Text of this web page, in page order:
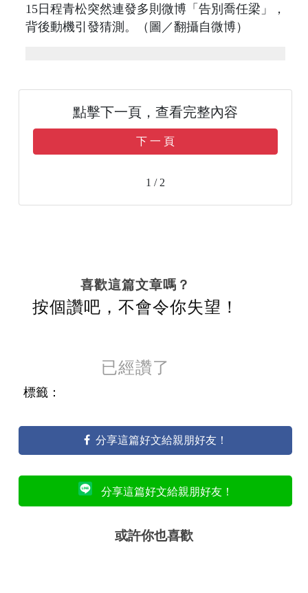
15日程青松突然連發多則微博「告別喬任梁」，
背後動機引發猜測。（圖／翻攝自微博）
點擊下一頁，查看完整內容
下 一 頁
1 / 2
喜歡這篇文章嗎？
按個讚吧，不會令你失望！
已經讚了
標籤：
分享這篇好文給親朋好友！
分享這篇好文給親朋好友！
或許你也喜歡